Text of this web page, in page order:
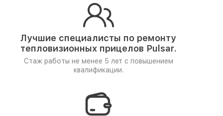
Лучшие специалисты по ремонту
тепловизионных прицелов Pulsar.
Стаж работы не менее 5 лет с повышением
квалификации.